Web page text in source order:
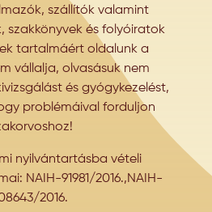
szállítók valamint
szakkönyvek és folyóiratok
tartalmáért oldalunk a
vállalja, olvasásuk nem
és gyógykezelést,
problémáival forduljon
nyilvántartásba vételi
NAIH-91981/2016.,NAIH-
2016.